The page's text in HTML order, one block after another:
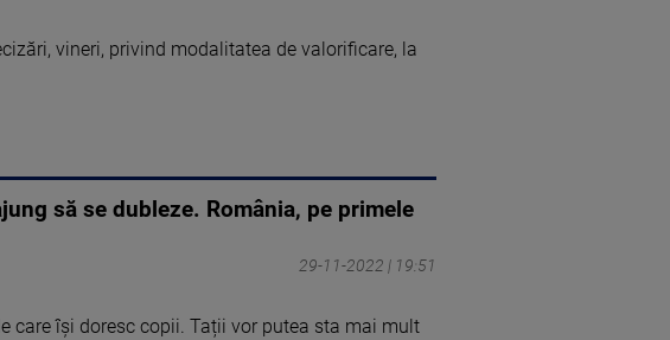
vineri, privind modalitatea de valorificare, la
să se dubleze. România, pe primele
29-11-2022 | 19:51
care își doresc copii. Tații vor putea sta mai mult